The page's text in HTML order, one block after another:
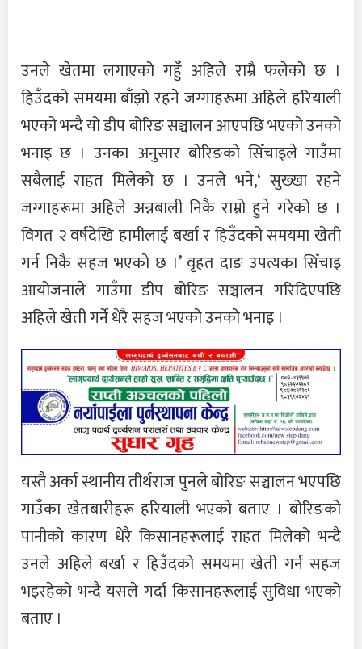
उनले खेतमा लगाएको गहुँ अहिले राम्रै फलेको छ ।
हिउँदको समयमा बाँझो रहने जग्गाहरूमा अहिले हरियाली
भएको भन्दै यो डीप बोरिङ सञ्चालन आएपछि भएको उनको
भनाइ छ । उनका अनुसार बोरिङको सिँचाइले गाउँमा
सबैलाई राहत मिलेको छ । उनले भने,‘ सुख्खा रहने
जग्गाहरूमा अहिले अन्नबाली निकै राम्रो हुने गरेको छ ।
विगत २ वर्षदेखि हामीलाई बर्खा र हिउँदको समयमा खेती
गर्न निकै सहज भएको छ ।’ वृहत दाङ उपत्यका सिँचाइ
आयोजनाले गाउँमा डीप बोरिङ सञ्चालन गरिदिएपछि
अहिले खेती गर्ने धेरै सहज भएको उनको भनाइ ।
यस्तै अर्का स्थानीय तीर्थराज पुनले बोरिङ सञ्चालन भएपछि
गाउँका खेतबारीहरू हरियाली भएको बताए । बोरिङको
पानीको कारण धेरै किसानहरूलाई राहत मिलेको भन्दै
उनले अहिले बर्खा र हिउँदको समयमा खेती गर्न सहज
भइरहेको भन्दै यसले गर्दा किसानहरूलाई सुविधा भएको
बताए ।